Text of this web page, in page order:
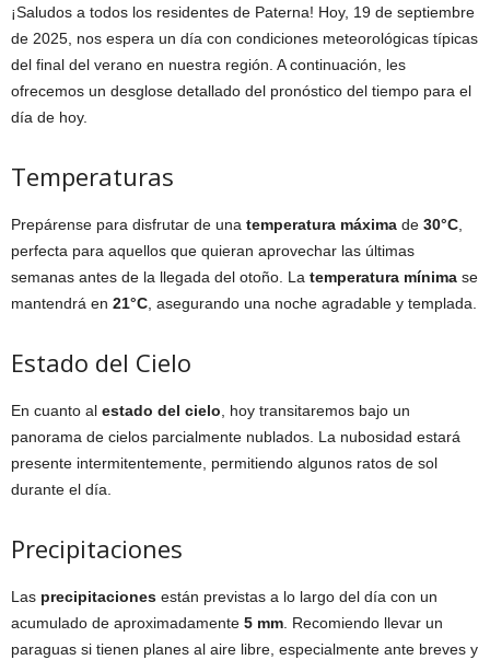
¡Saludos a todos los residentes de Paterna! Hoy, 19 de septiembre
de 2025, nos espera un día con condiciones meteorológicas típicas
del final del verano en nuestra región. A continuación, les
ofrecemos un desglose detallado del pronóstico del tiempo para el
día de hoy.
Temperaturas
Prepárense para disfrutar de una temperatura máxima de 30°C,
perfecta para aquellos que quieran aprovechar las últimas
semanas antes de la llegada del otoño. La temperatura mínima se
mantendrá en 21°C, asegurando una noche agradable y templada.
Estado del Cielo
En cuanto al estado del cielo, hoy transitaremos bajo un
panorama de cielos parcialmente nublados. La nubosidad estará
presente intermitentemente, permitiendo algunos ratos de sol
durante el día.
Precipitaciones
Las precipitaciones están previstas a lo largo del día con un
acumulado de aproximadamente 5 mm. Recomiendo llevar un
paraguas si tienen planes al aire libre, especialmente ante breves y